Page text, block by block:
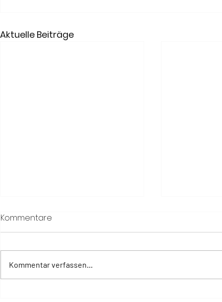
Aktuelle Beiträge
Kommentare
Kommentar verfassen...